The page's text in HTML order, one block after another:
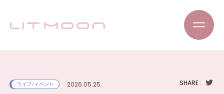
ライブ/イベント 2026.05.25 SHARE :